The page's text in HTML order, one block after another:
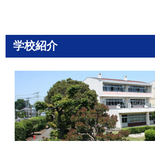
学校紹介